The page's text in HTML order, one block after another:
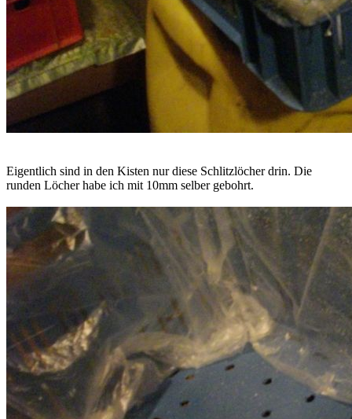
Eigentlich sind in den Kisten nur diese Schlitzlöcher drin. Die
runden Löcher habe ich mit 10mm selber gebohrt.